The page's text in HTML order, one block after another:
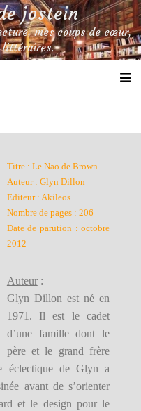
jostein
mes coups de cœur,
littéraires.
Titre : Le Nao de Brown
Auteur : Glyn Dillon
Editeur : Akileos
Nombre de pages : 206
Date de parution : octobre
2012
Auteur:
Glyn Dillon est né en
1971. Il est le cadet
d’une famille dont le
père et le grand frère
éclectique de Glyn a
avant de s’orienter
et le design pour le